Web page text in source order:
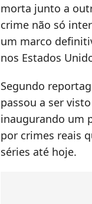
morta junto a
crime não só
um marco
nos Estados
Segundo
passou a ser
inaugurando um
por crimes reais
séries até hoje.